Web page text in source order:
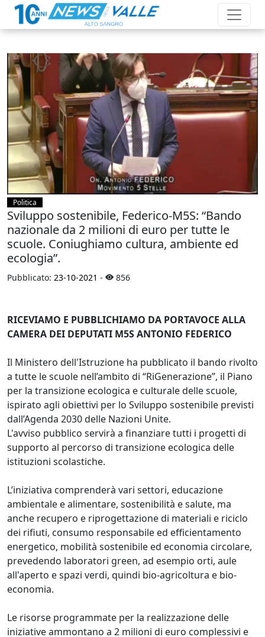
Politica
Sviluppo sostenibile, Federico-M5S: “Bando
nazionale da 2 milioni di euro per tutte le
scuole. Coniughiamo cultura, ambiente ed
ecologia”.
Pubblicato: 23-10-2021 - 856
RICEVIAMO E PUBBLICHIAMO DA PORTAVOCE ALLA
CAMERA DEI DEPUTATI M5S ANTONIO FEDERICO
Il Ministero dell'Istruzione ha pubblicato il bando rivolto
a tutte le scuole nell’ambito di “RiGenerazione”, il Piano
per la transizione ecologica e culturale delle scuole,
ispirato agli obiettivi per lo Sviluppo sostenibile previsti
dall’Agenda 2030 delle Nazioni Unite.
L'avviso pubblico servirà a finanziare tutti i progetti di
supporto al percorso di transizione ecologica delle
istituzioni scolastiche.
L’iniziativa comprenderà vari settori, educazione
ambientale e alimentare, sostenibilità e salute, ma
anche recupero e riprogettazione di materiali e riciclo
dei rifiuti, consumo responsabile ed efficientamento
energetico, mobilità sostenibile ed economia circolare,
prevedendo laboratori green, ad esempio orti, aule
all'aperto e spazi verdi, quindi bio-agricoltura e bio-
economia.
Le risorse programmate per la realizzazione delle
iniziative ammontano a 2 milioni di euro complessivi e